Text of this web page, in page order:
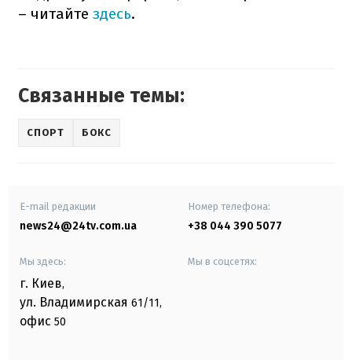
– читайте здесь.
Связанные темы:
СПОРТ БОКС
E-mail редакции
news24@24tv.com.ua
Номер телефона:
+38 044 390 5077
Мы здесь:
г. Киев,
ул. Владимирская 61/11,
офис 50
Мы в соцсетях: